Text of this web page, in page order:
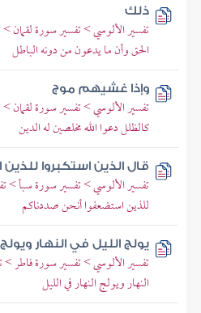
ذلك
تفسير الألوسي > تفسير سورة لقمان >
الحق وأن ما يدعون من دونه الباطل
وإذا غشيهم موج
تفسير الألوسي > تفسير سورة لقمان
كالظلل دعوا الله مخلصين له الدين
قال الذين استكبروا
تفسير الألوسي > تفسير سورة سبأ >
للذين استضعفوا أنحن صددناكم
يولج الليل في النهار
تفسير الألوسي > تفسير سورة فاطر >
النهار ويولج النهار في الليل